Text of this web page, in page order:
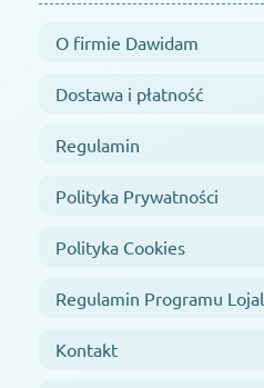
O firmie Dawidam
Dostawa i płatność
Regulamin
Polityka Prywatności
Polityka Cookies
Regulamin Programu
Kontakt